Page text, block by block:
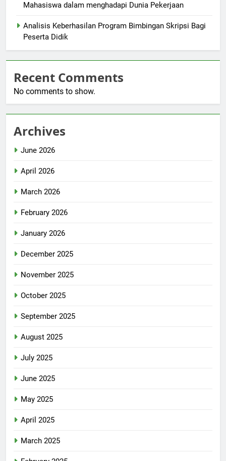
Mahasiswa dalam menghadapi Dunia Pekerjaan
Analisis Keberhasilan Program Bimbingan Skripsi Bagi
Peserta Didik
Recent Comments
No comments to show.
Archives
June 2026
April 2026
March 2026
February 2026
January 2026
December 2025
November 2025
October 2025
September 2025
August 2025
July 2025
June 2025
May 2025
April 2025
March 2025